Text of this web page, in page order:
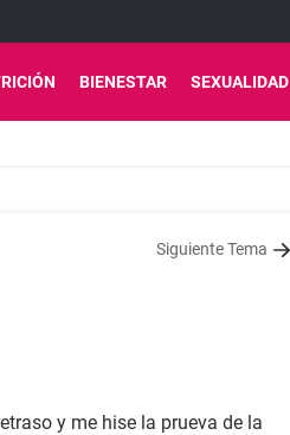
BIENESTAR SEXUALIDAD
Siguiente Tema
y me hise la prueva de la